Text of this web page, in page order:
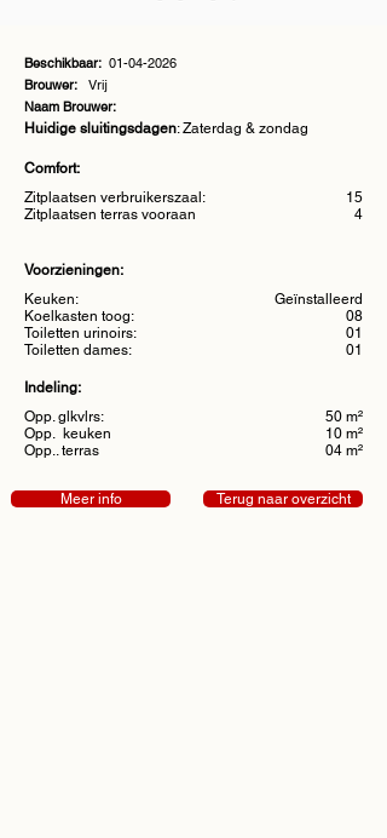
Beschikbaar: 01-04-2026
Brouwer: Vrij
Naam Brouwer:
Huidige sluitingsdagen: Zaterdag & zondag
Comfort:
Zitplaatsen verbruikerszaal:
Zitplaatsen terras vooraan
15
4
Voorzieningen:
Keuken:
Koelkasten toog:
Toiletten urinoirs:
Toiletten dames:
Geïnstalleerd
08
01
01
Indeling:
Opp. glkvlrs:
Opp. keuken
Opp.. terras
50 m²
10 m²
04 m²
Meer info Terug naar overzicht